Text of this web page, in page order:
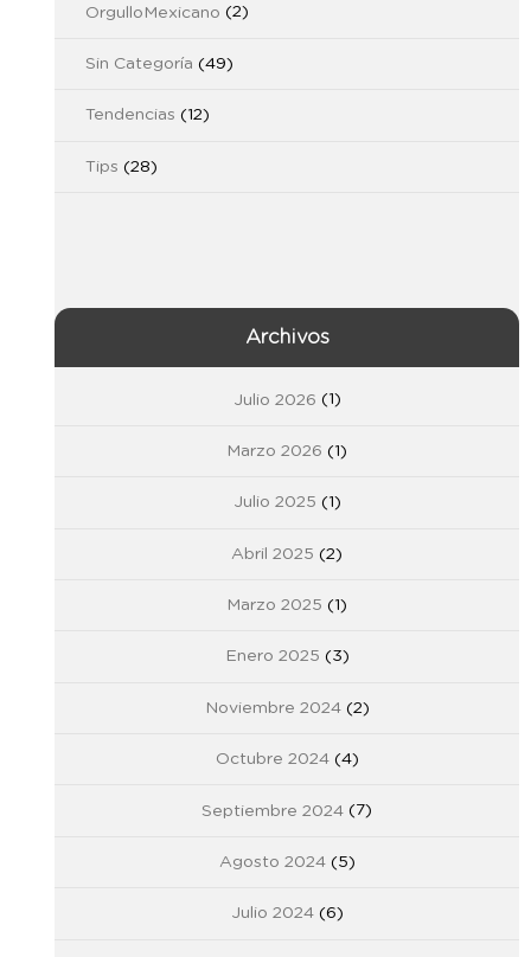
OrgulloMexicano (2)
Sin Categoría (49)
Tendencias (12)
Tips (28)
Archivos
Julio 2026 (1)
Marzo 2026 (1)
Julio 2025 (1)
Abril 2025 (2)
Marzo 2025 (1)
Enero 2025 (3)
Noviembre 2024(2)
Octubre 2024(4)
Septiembre 2024 (7)
Agosto 2024(5)
Julio 2024(6)